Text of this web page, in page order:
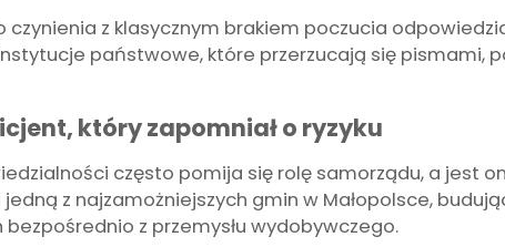
z klasycznym brakiem poczucia
państwowe, które przerzucają się pismami,
który zapomniał o ryzyku
często pomija się rolę samorządu, a jest
jedną z najzamożniejszych gmin w Małopolsce,
bezpośrednio z przemysłu wydobywczego.